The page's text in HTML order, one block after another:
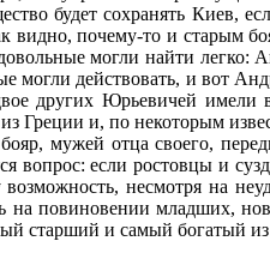
будет сохранять Киев,
видно, почему-то и
могли найти
действовать, и вот
других Юрьевичей
Греции и, по некоторым
мужей отца своего,
вопрос: если ростовцы и
несмотря на
на повиновении младших,
старший и самый богатый